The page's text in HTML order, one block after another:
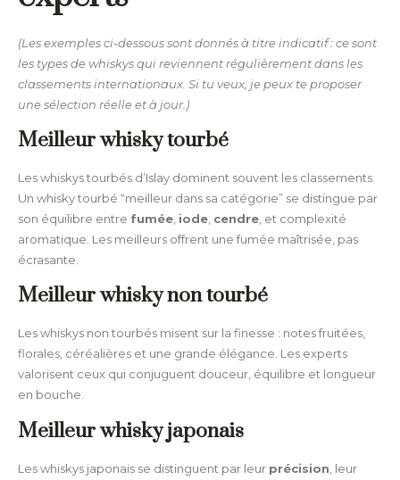
(Les exemples ci-dessous sont donnés à titre indicatif : ce sont
les types de whiskys qui reviennent régulièrement dans les
classements internationaux. Si tu veux, je peux te proposer
une sélection réelle et à jour.)
Meilleur whisky tourbé
Les whiskys tourbés d’Islay dominent souvent les classements.
Un whisky tourbé “meilleur dans sa catégorie” se distingue par
son équilibre entre fumée iode cendre , et complexité
aromatique. Les meilleurs offrent une fumée maîtrisée, pas
écrasante.
Meilleur whisky non tourbé
Les whiskys non tourbés misent sur la finesse : notes fruitées,
florales, céréalières et une grande élégance. Les experts
valorisent ceux qui conjuguent douceur, équilibre et longueur
en bouche.
Meilleur whisky japonais
Les whiskys japonais se distinguent par leur précision , leur